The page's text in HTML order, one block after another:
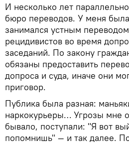
И несколько лет
бюро переводов. У меня
занимался устным
рецидивистов во время
заседаний. По закону
обязаны предоставить
допроса и суда, иначе они
приговор.
Публика была разная:
наркокурьеры… Угрозы мне
бывало, поступали: "Я вот
попомнишь" — и так далее.